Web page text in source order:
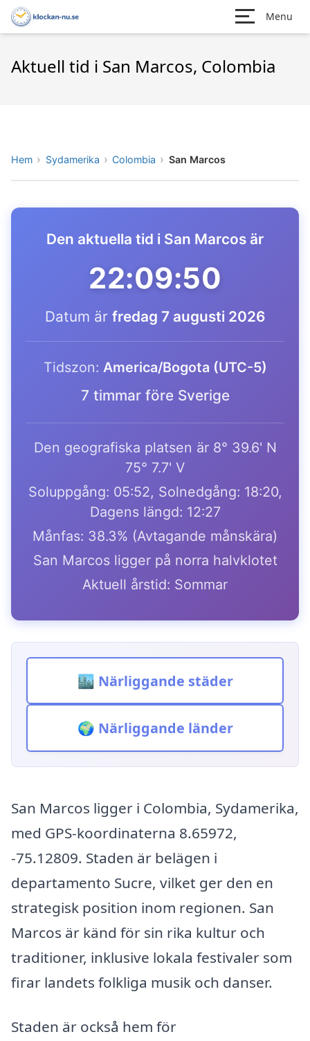
Menu
Aktuell tid i San Marcos, Colombia
Hem Sydamerika Colombia San Marcos
Den aktuella tid i San Marcos är
22:09:50
Datum är fredag 7 augusti 2026
Tidszon: America/Bogota (UTC-5)
7 timmar före Sverige
Den geografiska platsen är 8° 39.6' N
75° 7.7' V
Soluppgång: 05:52, Solnedgång: 18:20,
Dagens längd: 12:27
Månfas: 38.3% (Avtagande månskära)
San Marcos ligger på norra halvklotet
Aktuell årstid: Sommar
🏙️ Närliggande städer
🌍 Närliggande länder
San Marcos ligger i Colombia, Sydamerika,
med GPS-koordinaterna 8.65972,
-75.12809. Staden är belägen i
departamento Sucre, vilket ger den en
strategisk position inom regionen. San
Marcos är känd för sin rika kultur och
traditioner, inklusive lokala festivaler som
firar landets folkliga musik och danser.
Staden är också hem för